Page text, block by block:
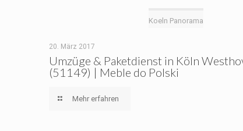
Koeln Panorama
20. März 2017
Umzüge & Paketdienst in Köln
(51149) | Meble do Polski
Mehr erfahren